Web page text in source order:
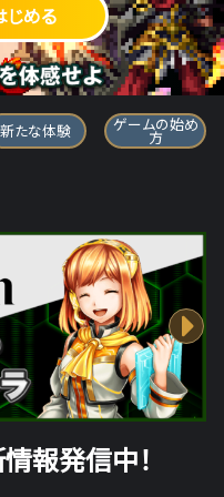
じめる
ヒーローズ
新たな体験 ゲームの始め
方
報発信中！